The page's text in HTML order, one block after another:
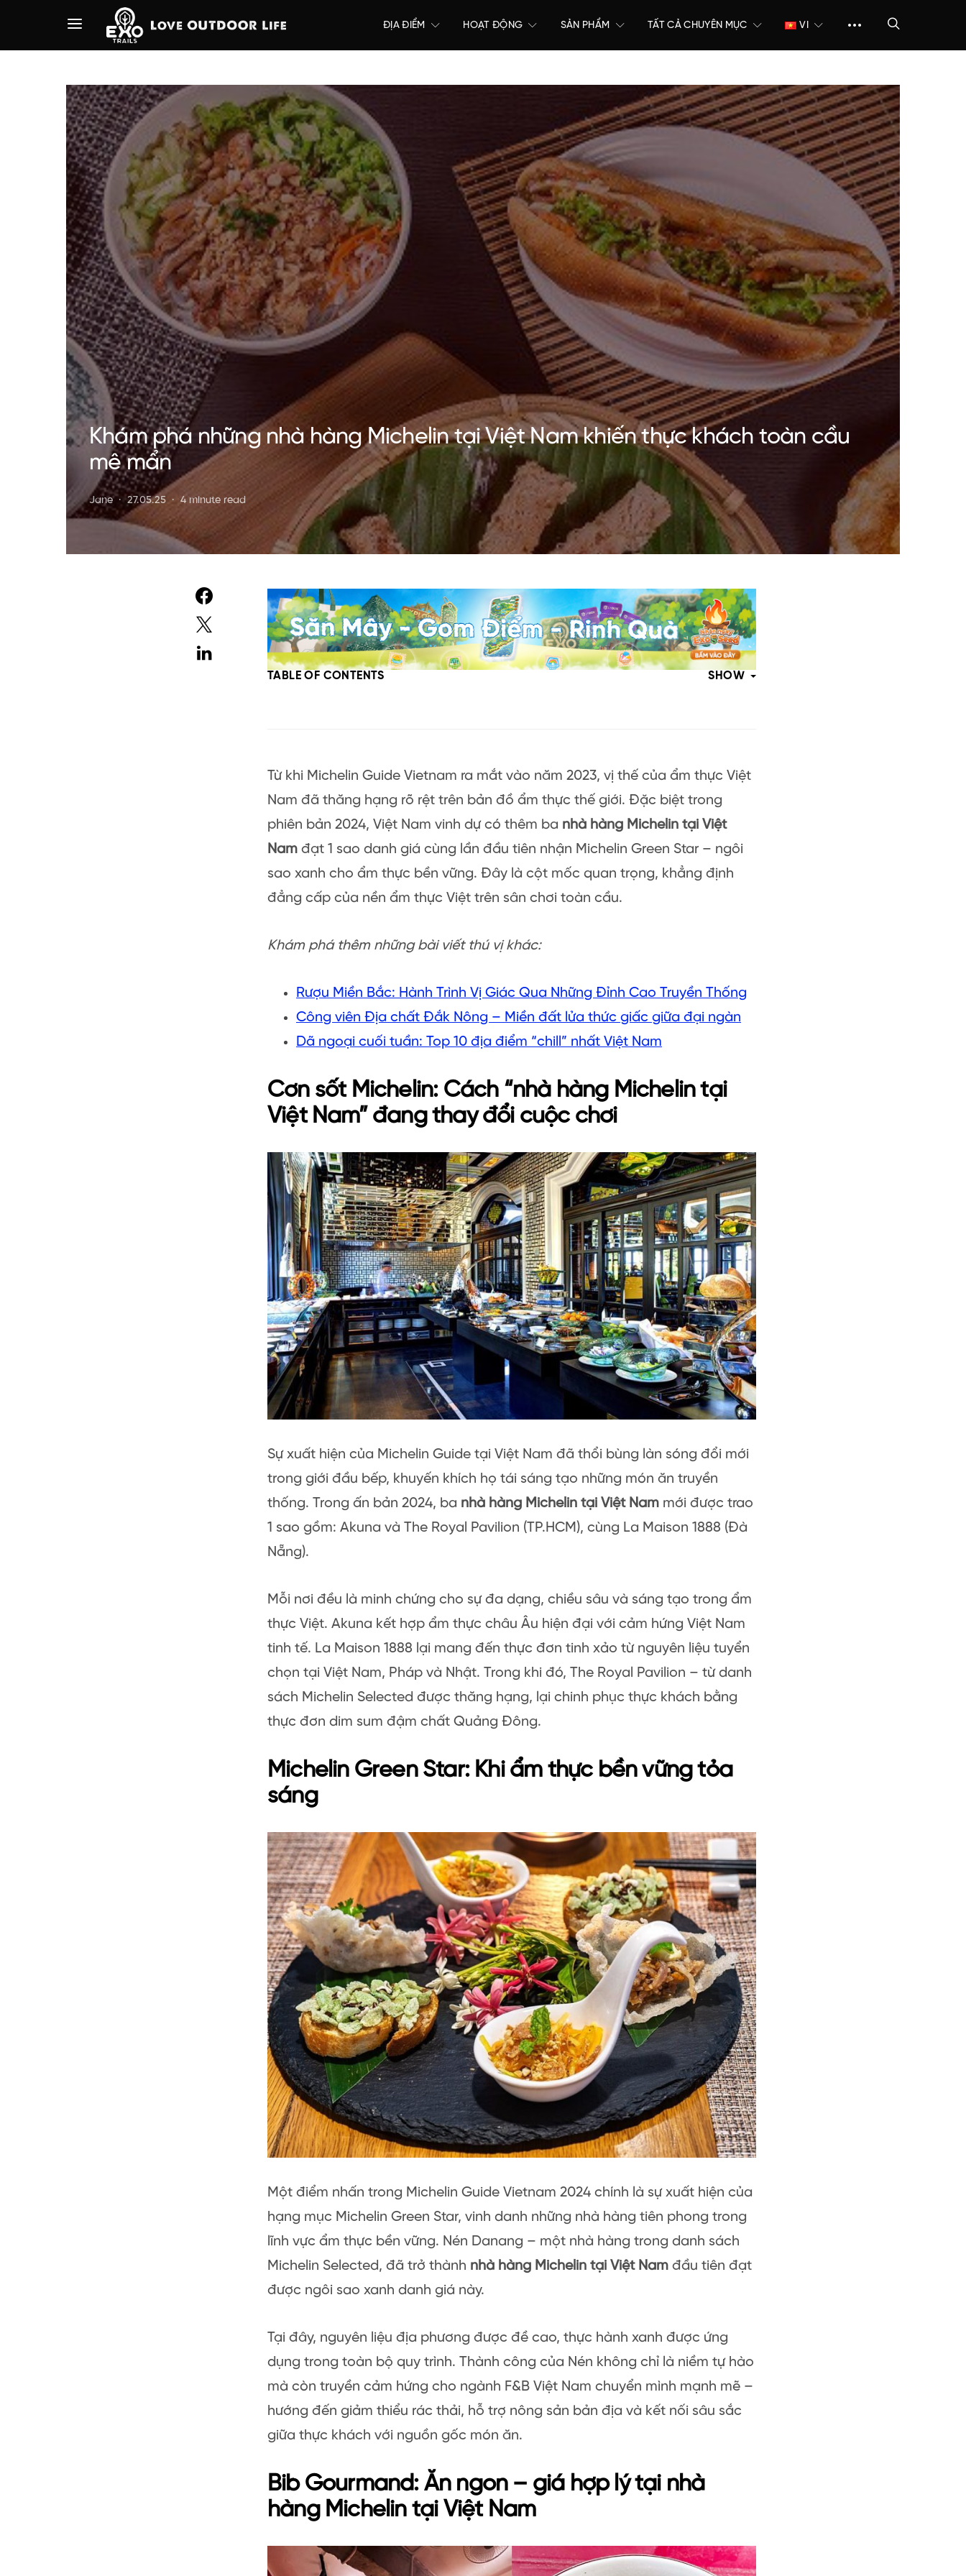
ĐỊA ĐIỂM HOẠT ĐỘNG SẢN PHẨM TẤT CẢ CHUYÊN MỤC VI
Khám phá những nhà hàng Michelin tại Việt Nam khiến thực khách toàn cầu
mê mẩn
Jane 27.05.25 4 minute read
TABLE OF CONTENTS SHOW
Từ khi Michelin Guide Vietnam ra mắt vào năm 2023, vị thế của ẩm thực Việt
Nam đã thăng hạng rõ rệt trên bản đồ ẩm thực thế giới. Đặc biệt trong
phiên bản 2024, Việt Nam vinh dự có thêm ba nhà hàng Michelin tại Việt
Nam đạt 1 sao danh giá cùng lần đầu tiên nhận Michelin Green Star – ngôi
sao xanh cho ẩm thực bền vững. Đây là cột mốc quan trọng, khẳng định
đẳng cấp của nền ẩm thực Việt trên sân chơi toàn cầu.
Khám phá thêm những bài viết thú vị khác:
Rượu Miền Bắc: Hành Trình Vị Giác Qua Những Đỉnh Cao Truyền Thống
Công viên Địa chất Đắk Nông – Miền đất lửa thức giấc giữa đại ngàn
Dã ngoại cuối tuần: Top 10 địa điểm “chill” nhất Việt Nam
Cơn sốt Michelin: Cách “nhà hàng Michelin tại
Việt Nam” đang thay đổi cuộc chơi
Sự xuất hiện của Michelin Guide tại Việt Nam đã thổi bùng làn sóng đổi mới
trong giới đầu bếp, khuyến khích họ tái sáng tạo những món ăn truyền
thống. Trong ấn bản 2024, ba nhà hàng Michelin tại Việt Nam mới được trao
1 sao gồm: Akuna và The Royal Pavilion (TP.HCM), cùng La Maison 1888 (Đà
Nẵng).
Mỗi nơi đều là minh chứng cho sự đa dạng, chiều sâu và sáng tạo trong ẩm
thực Việt. Akuna kết hợp ẩm thực châu Âu hiện đại với cảm hứng Việt Nam
tinh tế. La Maison 1888 lại mang đến thực đơn tinh xảo từ nguyên liệu tuyển
chọn tại Việt Nam, Pháp và Nhật. Trong khi đó, The Royal Pavilion – từ danh
sách Michelin Selected được thăng hạng, lại chinh phục thực khách bằng
thực đơn dim sum đậm chất Quảng Đông.
Michelin Green Star: Khi ẩm thực bền vững tỏa
sáng
Một điểm nhấn trong Michelin Guide Vietnam 2024 chính là sự xuất hiện của
hạng mục Michelin Green Star, vinh danh những nhà hàng tiên phong trong
lĩnh vực ẩm thực bền vững. Nén Danang – một nhà hàng trong danh sách
Michelin Selected, đã trở thành nhà hàng Michelin tại Việt Nam đầu tiên đạt
được ngôi sao xanh danh giá này.
Tại đây, nguyên liệu địa phương được đề cao, thực hành xanh được ứng
dụng trong toàn bộ quy trình. Thành công của Nén không chỉ là niềm tự hào
mà còn truyền cảm hứng cho ngành F&B Việt Nam chuyển mình mạnh mẽ –
hướng đến giảm thiểu rác thải, hỗ trợ nông sản bản địa và kết nối sâu sắc
giữa thực khách với nguồn gốc món ăn.
Bib Gourmand: Ăn ngon – giá hợp lý tại nhà
hàng Michelin tại Việt Nam